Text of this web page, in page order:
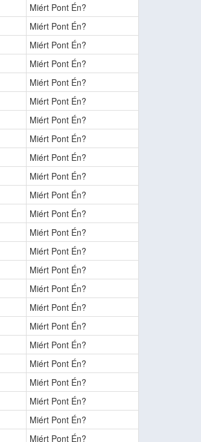
Miért Pont Én?
Miért Pont Én?
Miért Pont Én?
Miért Pont Én?
Miért Pont Én?
Miért Pont Én?
Miért Pont Én?
Miért Pont Én?
Miért Pont Én?
Miért Pont Én?
Miért Pont Én?
Miért Pont Én?
Miért Pont Én?
Miért Pont Én?
Miért Pont Én?
Miért Pont Én?
Miért Pont Én?
Miért Pont Én?
Miért Pont Én?
Miért Pont Én?
Miért Pont Én?
Miért Pont Én?
Miért Pont Én?
Miért Pont Én?